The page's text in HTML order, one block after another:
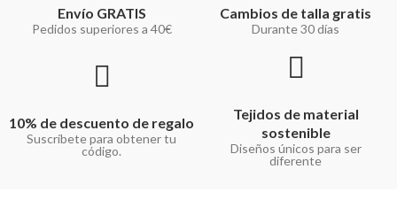
Envío GRATIS
Pedidos superiores a 40€
Cambios de talla gratis
Durante 30 días
10% de descuento de regalo
Suscríbete para obtener tu
código.
Tejidos de material
sostenible
Diseños únicos para ser
diferente